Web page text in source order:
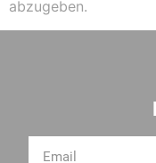
abzugeben.